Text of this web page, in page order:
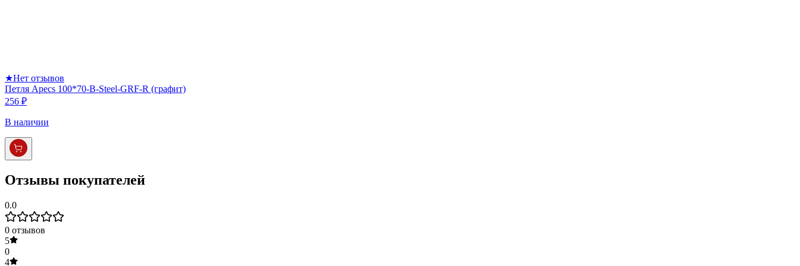
★Нет отзывов
Петля Apecs 100*70-B-Steel-GRF-R (графит)
256 ₽
В наличии
Отзывы покупателей
0.0
0 отзывов
5
0
4